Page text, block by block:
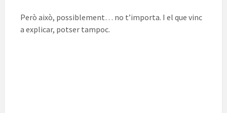
Però això, possiblement… no t’importa. I el que vinc
a explicar, potser tampoc.